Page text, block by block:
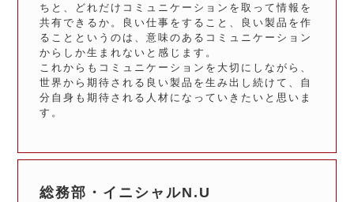
ちと、どれだけコミュニケーションを取って情報を
共有できるか。良い仕事をすること、良い製品を作
ることというのは、意味のあるコミュニケーション
からしか生まれないと感じます。
これからもコミュニケーションを大切にしながら、
世界から期待される良い製品を生み出し続けて、自
分自身も期待される人材になっていきたいと思いま
す。
総務部・イニシャルN.U